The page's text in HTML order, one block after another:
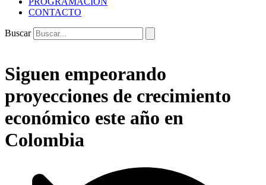
CONTACTO
Buscar
Siguen empeorando
proyecciones de crecimiento
económico este año en
Colombia